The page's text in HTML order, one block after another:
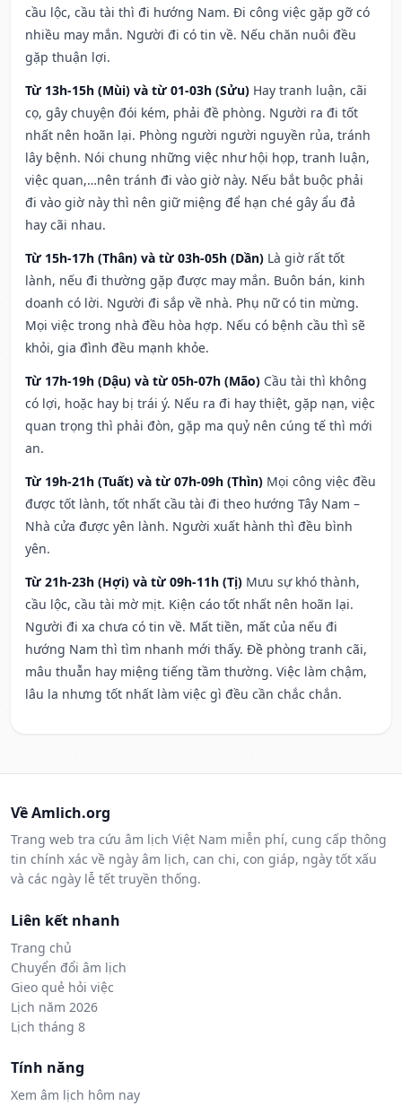
cầu lộc, cầu tài thì đi hướng Nam. Đi công việc gặp gỡ có
nhiều may mắn. Người đi có tin về. Nếu chăn nuôi đều
gặp thuận lợi.
Từ 13h-15h (Mùi) và từ 01-03h (Sửu) Hay tranh luận, cãi
cọ, gây chuyện đói kém, phải đề phòng. Người ra đi tốt
nhất nên hoãn lại. Phòng người người nguyền rủa, tránh
lây bệnh. Nói chung những việc như hội họp, tranh luận,
việc quan,…nên tránh đi vào giờ này. Nếu bắt buộc phải
đi vào giờ này thì nên giữ miệng để hạn ché gây ẩu đả
hay cãi nhau.
Từ 15h-17h (Thân) và từ 03h-05h (Dần) Là giờ rất tốt
lành, nếu đi thường gặp được may mắn. Buôn bán, kinh
doanh có lời. Người đi sắp về nhà. Phụ nữ có tin mừng.
Mọi việc trong nhà đều hòa hợp. Nếu có bệnh cầu thì sẽ
khỏi, gia đình đều mạnh khỏe.
Từ 17h-19h (Dậu) và từ 05h-07h (Mão) Cầu tài thì không
có lợi, hoặc hay bị trái ý. Nếu ra đi hay thiệt, gặp nạn, việc
quan trọng thì phải đòn, gặp ma quỷ nên cúng tế thì mới
an.
Từ 19h-21h (Tuất) và từ 07h-09h (Thìn) Mọi công việc đều
được tốt lành, tốt nhất cầu tài đi theo hướng Tây Nam –
Nhà cửa được yên lành. Người xuất hành thì đều bình
yên.
Từ 21h-23h (Hợi) và từ 09h-11h (Tị) Mưu sự khó thành,
cầu lộc, cầu tài mờ mịt. Kiện cáo tốt nhất nên hoãn lại.
Người đi xa chưa có tin về. Mất tiền, mất của nếu đi
hướng Nam thì tìm nhanh mới thấy. Đề phòng tranh cãi,
mâu thuẫn hay miệng tiếng tầm thường. Việc làm chậm,
lâu la nhưng tốt nhất làm việc gì đều cần chắc chắn.
Về Amlich.org
Trang web tra cứu âm lịch Việt Nam miễn phí, cung cấp thông
tin chính xác về ngày âm lịch, can chi, con giáp, ngày tốt xấu
và các ngày lễ tết truyền thống.
Liên kết nhanh
Trang chủ
Chuyển đổi âm lịch
Gieo quẻ hỏi việc
Lịch năm 2026
Lịch tháng 8
Tính năng
Xem âm lịch hôm nay